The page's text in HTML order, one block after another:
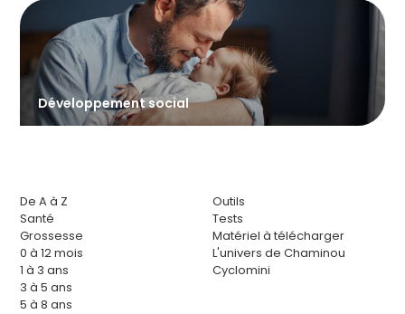
Développement social
De A à Z
Santé
Grossesse
0 à 12 mois
1 à 3 ans
3 à 5 ans
5 à 8 ans
Outils
Tests
Matériel à télécharger
L'univers de Chaminou
Cyclomini